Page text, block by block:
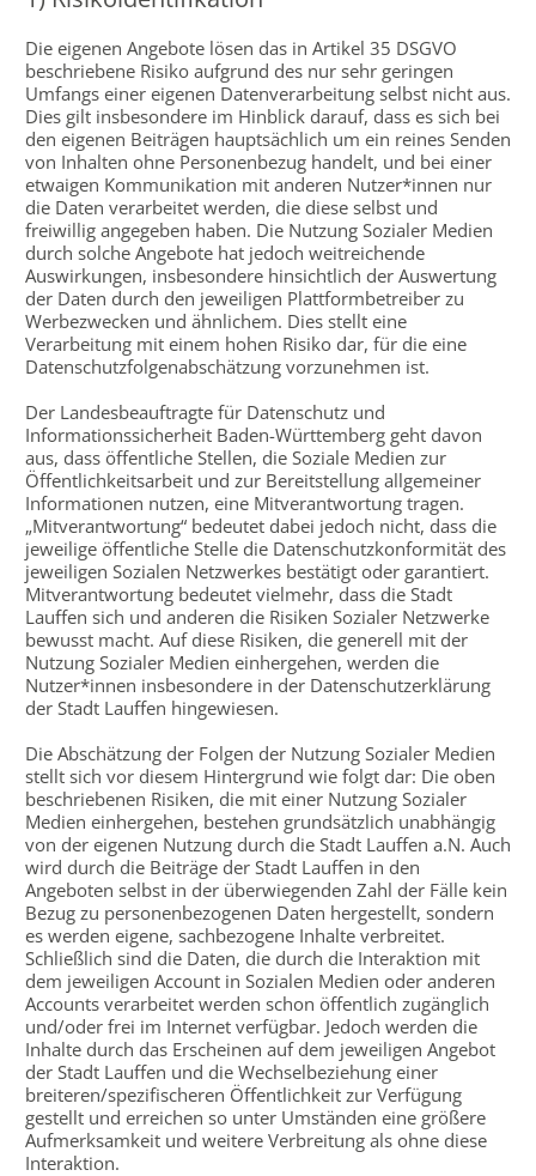
Die eigenen Angebote lösen das in Artikel 35 DSGVO
beschriebene Risiko aufgrund des nur sehr geringen
Umfangs einer eigenen Datenverarbeitung selbst nicht aus.
Dies gilt insbesondere im Hinblick darauf, dass es sich bei
den eigenen Beiträgen hauptsächlich um ein reines Senden
von Inhalten ohne Personenbezug handelt, und bei einer
etwaigen Kommunikation mit anderen Nutzer*innen nur
die Daten verarbeitet werden, die diese selbst und
freiwillig angegeben haben. Die Nutzung Sozialer Medien
durch solche Angebote hat jedoch weitreichende
Auswirkungen, insbesondere hinsichtlich der Auswertung
der Daten durch den jeweiligen Plattformbetreiber zu
Werbezwecken und ähnlichem. Dies stellt eine
Verarbeitung mit einem hohen Risiko dar, für die eine
Datenschutzfolgenabschätzung vorzunehmen ist.
Der Landesbeauftragte für Datenschutz und
Informationssicherheit Baden-Württemberg geht davon
aus, dass öffentliche Stellen, die Soziale Medien zur
Öffentlichkeitsarbeit und zur Bereitstellung allgemeiner
Informationen nutzen, eine Mitverantwortung tragen.
„Mitverantwortung“ bedeutet dabei jedoch nicht, dass die
jeweilige öffentliche Stelle die Datenschutzkonformität des
jeweiligen Sozialen Netzwerkes bestätigt oder garantiert.
Mitverantwortung bedeutet vielmehr, dass die Stadt
Lauffen sich und anderen die Risiken Sozialer Netzwerke
bewusst macht. Auf diese Risiken, die generell mit der
Nutzung Sozialer Medien einhergehen, werden die
Nutzer*innen insbesondere in der Datenschutzerklärung
der Stadt Lauffen hingewiesen.
Die Abschätzung der Folgen der Nutzung Sozialer Medien
stellt sich vor diesem Hintergrund wie folgt dar: Die oben
beschriebenen Risiken, die mit einer Nutzung Sozialer
Medien einhergehen, bestehen grundsätzlich unabhängig
von der eigenen Nutzung durch die Stadt Lauffen a.N. Auch
wird durch die Beiträge der Stadt Lauffen in den
Angeboten selbst in der überwiegenden Zahl der Fälle kein
Bezug zu personenbezogenen Daten hergestellt, sondern
es werden eigene, sachbezogene Inhalte verbreitet.
Schließlich sind die Daten, die durch die Interaktion mit
dem jeweiligen Account in Sozialen Medien oder anderen
Accounts verarbeitet werden schon öffentlich zugänglich
und/oder frei im Internet verfügbar. Jedoch werden die
Inhalte durch das Erscheinen auf dem jeweiligen Angebot
der Stadt Lauffen und die Wechselbeziehung einer
breiteren/spezifischeren Öffentlichkeit zur Verfügung
gestellt und erreichen so unter Umständen eine größere
Aufmerksamkeit und weitere Verbreitung als ohne diese
Interaktion.